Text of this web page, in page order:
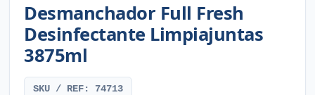
Desmanchador Full Fresh
Desinfectante Limpiajuntas
3875ml
SKU / REF: 74713